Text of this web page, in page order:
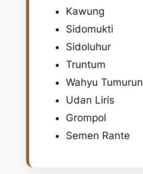
Kawung
Sidomukti
Sidoluhur
Truntum
Wahyu Tumurun
Udan Liris
Grompol
Semen Rante